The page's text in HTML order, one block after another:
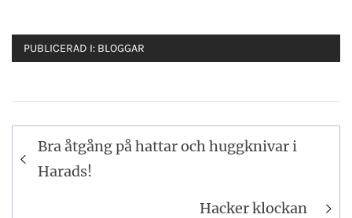
PUBLICERAD I: BLOGGAR
Inläggsnavigering
Bra åtgång på hattar och huggknivar i
Harads!
Hacker klockan